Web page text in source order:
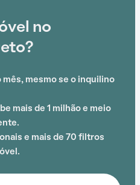
facilidades locais, como
Parada Inglesa
Centro Médico Mazzei,
os moradores podem
e quadra esportiva,
uma vida de qualidade.
no
mesmo se o inquilino
mais de 1 milhão e meio
e mais de 70 filtros